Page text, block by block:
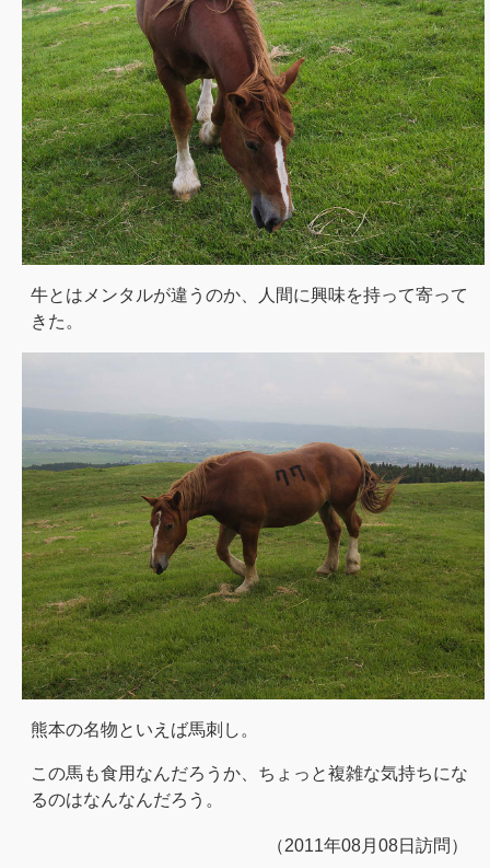
牛とはメンタルが違うのか、人間に興味を持って寄って
きた。
熊本の名物といえば馬刺し。
この馬も食用なんだろうか、ちょっと複雑な気持ちにな
るのはなんなんだろう。
（2011年08月08日訪問）